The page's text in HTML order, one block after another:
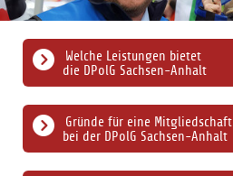
Gründe für eine Mitgliedschaft
bei der DPolG Sachsen-Anhalt
Welche Leistungen bietet
die DPolG Sachsen-Anhalt